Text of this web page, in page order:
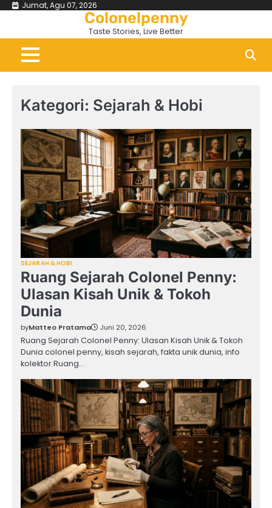
Skip
content
Jumat, Agu 07, 2026
Colonelpenny
Taste Stories, Live Better
Kategori: Sejarah & Hobi
SEJARAH & HOBI
Ruang Sejarah Colonel Penny:
Ulasan Kisah Unik & Tokoh
Dunia
byMatteo Pratama Juni 20, 2026
Ruang Sejarah Colonel Penny: Ulasan Kisah Unik & Tokoh
Dunia colonel penny, kisah sejarah, fakta unik dunia, info
kolektor Ruang…